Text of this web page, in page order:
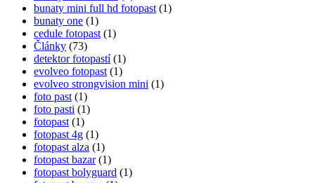
bunaty mini full hd fotopast (1)
bunaty one (1)
cedule fotopast (1)
Články (73)
detektor fotopastí(1)
evolveo fotopast (1)
evolveo strongvision mini (1)
foto past (1)
foto pasti (1)
fotopast (1)
fotopast 4g (1)
fotopast alza (1)
fotopast bazar(1)
fotopast bolyguard (1)